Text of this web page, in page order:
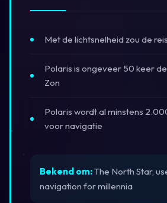
Met de lichtsnelheid zou de
Polaris is ongeveer 50 keer
Zon
Polaris wordt al minstens
voor navigatie
Bekend om:The North Star,
navigation for millennia